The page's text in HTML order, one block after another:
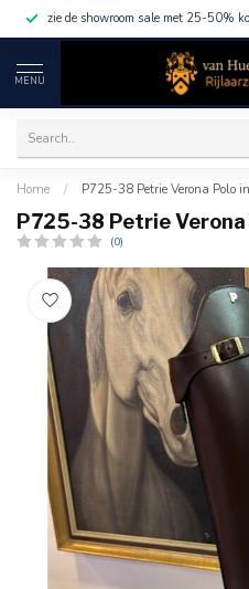
zie de showroom sale met 25-50%
MENU
Home / P725-38 Petrie Verona Polo
P725-38 Petrie
(0)